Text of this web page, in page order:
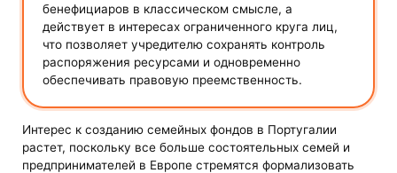
бенефициаров в классическом смысле, а
действует в интересах ограниченного круга лиц,
что позволяет учредителю сохранять контроль
распоряжения ресурсами и одновременно
обеспечивать правовую преемственность.
Интерес к созданию семейных фондов в Португалии
растет, поскольку все больше состоятельных семей и
предпринимателей в Европе стремятся формализовать